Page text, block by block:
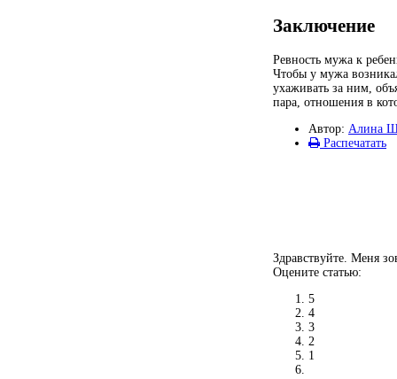
Заключение
Ревность мужа к
Чтобы у мужа
ухаживать за ним,
пара, отношения в
Автор: Алина
Распечатать
Здравствуйте. Меня
Оцените статью:
5
4
3
2
1